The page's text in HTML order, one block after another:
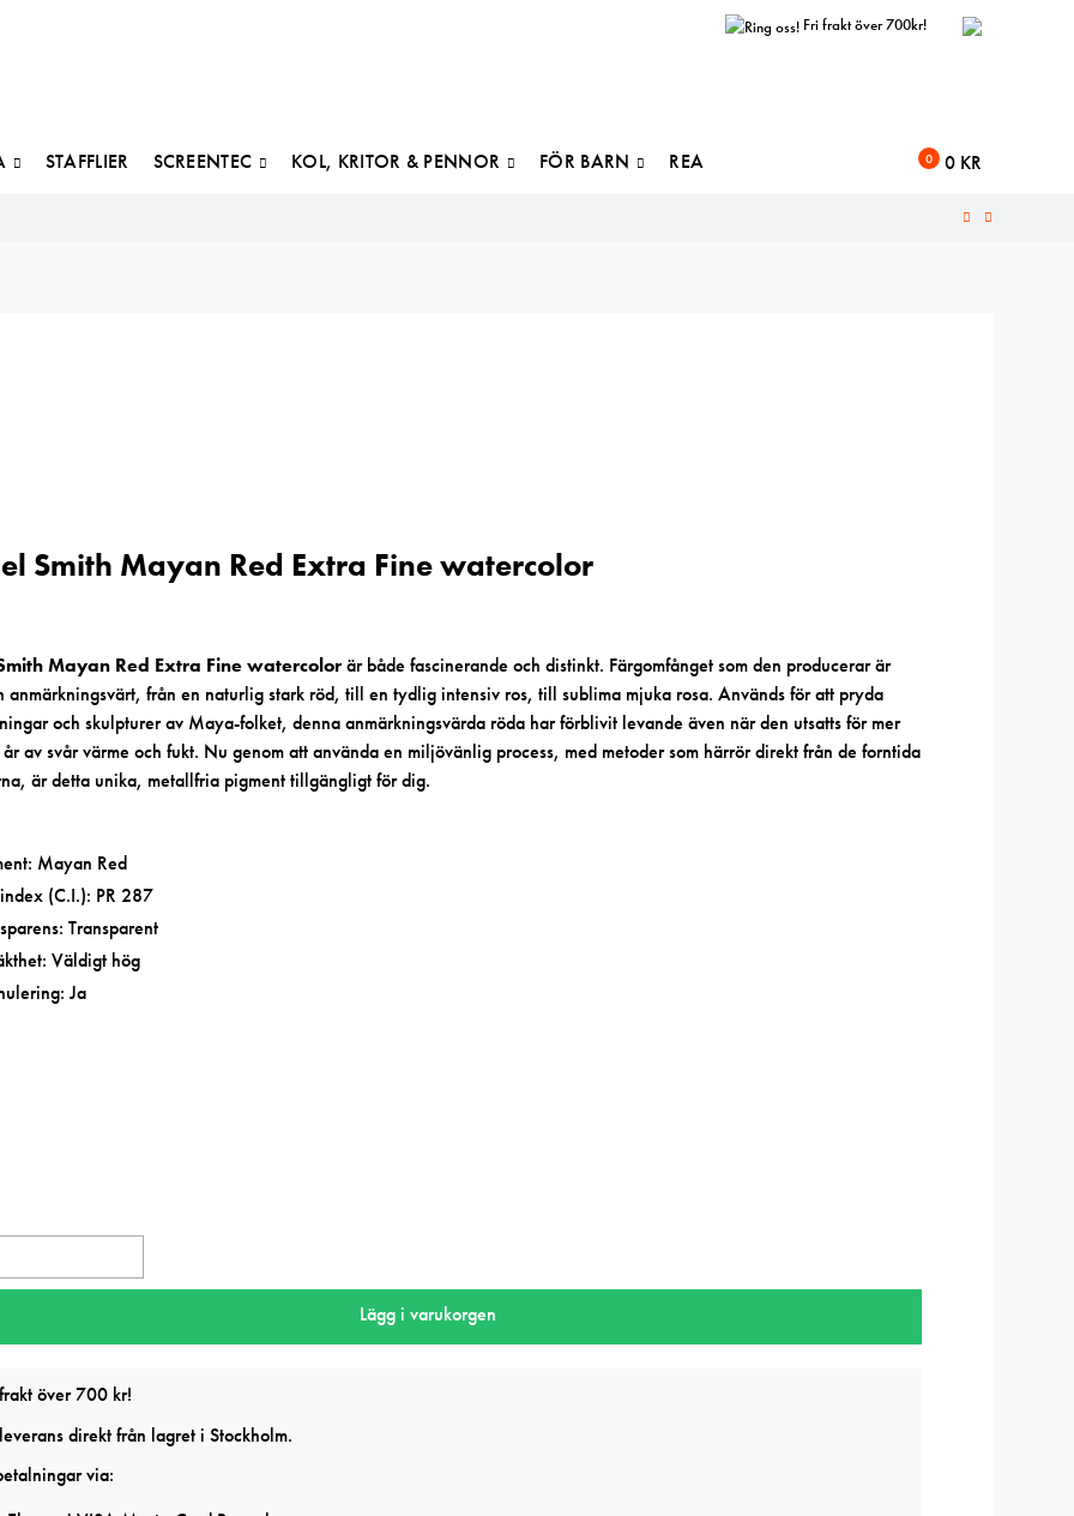
Fri frakt över 700kr!
0 0 KR
STAFFLIER SCREENTEC KOL, KRITOR & PENNOR FÖR BARN REA
Smith Mayan Red Extra Fine watercolor
Mayan Red Extra Fine watercolorär både fascinerande och distinkt. Färgomfånget som den producerar är
anmärkningsvärt, från en naturlig stark röd, till en tydlig intensiv ros, till sublima mjuka rosa. Används för att pryda
och skulpturer av Maya-folket, denna anmärkningsvärda röda har förblivit levande även när den utsatts för mer
av svår värme och fukt. Nu genom att använda en miljövänlig process, med metoder som härrör direkt från de forntida
är detta unika, metallfria pigment tillgängligt för dig.
Mayan Red
(C.I.): PR 287
Transparent
Väldigt hög
Ja
Lägg i varukorgen
över 700 kr!
direkt från lagret i Stockholm.
via: